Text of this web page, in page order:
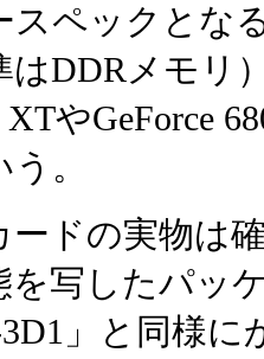
スペックとな
はDDRメモリ
やGeForce
。
ドの実物は
を写したパッ
」と同様